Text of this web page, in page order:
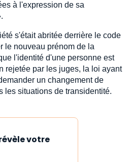
à l'expression de sa
s'était abritée derrière le code
le nouveau prénom de la
l'identité d'une personne est
rejetée par les juges, la loi ayant
un changement de
les situations de transidentité.
votre